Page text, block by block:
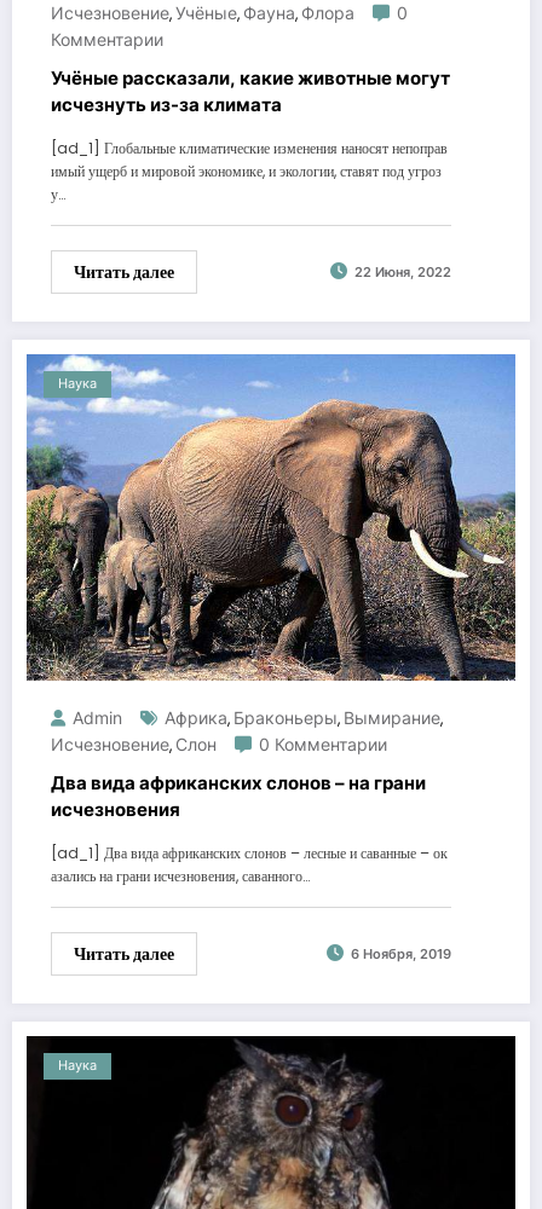
Исчезновение,Учёные, Фауна, Флора
0
Комментарии
Учёные рассказали, какие животные могут
исчезнуть из-за климата
[ad_1] Глобальные климатические изменения наносят непоправ
имый ущерб и мировой экономике, и экологии, ставят под угроз
у…
Читать далее 22 Июня, 2022
Наука
Admin Африка, Браконьеры, Вымирание,
Исчезновение, Слон 0 Комментарии
Два вида африканских слонов – на грани
исчезновения
[ad_1] Два вида африканских слонов – лесные и саванные – ок
азались на грани исчезновения, саванного…
Читать далее 6 Ноября, 2019
Наука